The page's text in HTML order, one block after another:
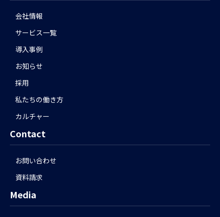
会社情報
サービス一覧
導入事例
お知らせ
採用
私たちの働き方
カルチャー
Contact
お問い合わせ
資料請求
Media